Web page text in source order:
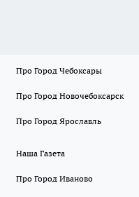
Про Город Чебоксары
Про Город Новочебоксарск
Про Город Ярославль
Наша Газета
Про Город Иваново